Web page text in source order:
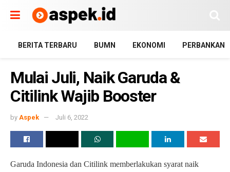
BERITA TERBARU BUMN EKONOMI PERBANKAN
Mulai Juli, Naik Garuda &
Citilink Wajib Booster
by Aspek Juli 6, 2022
Garuda Indonesia dan Citilink memberlakukan syarat naik